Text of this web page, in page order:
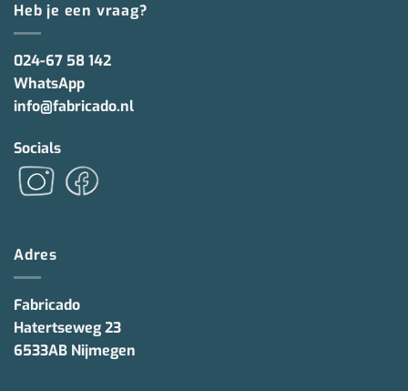
Heb je een vraag?
024-67 58 142
WhatsApp
info@fabricado.nl
Socials
Adres
Fabricado
Hatertseweg 23
6533AB Nijmegen